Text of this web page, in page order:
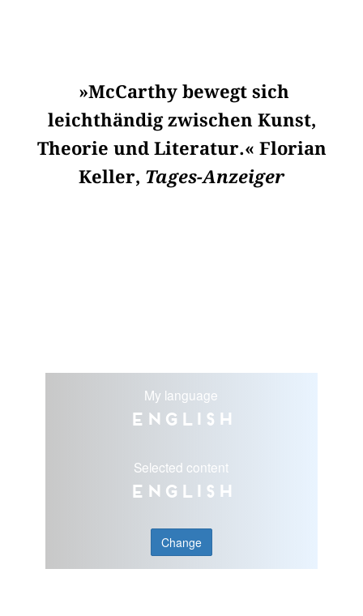
»McCarthy bewegt sich
leichthändig zwischen Kunst,
Theorie und Literatur.« Florian
Keller, Tages-Anzeiger
My language
English
Selected content
English
Change